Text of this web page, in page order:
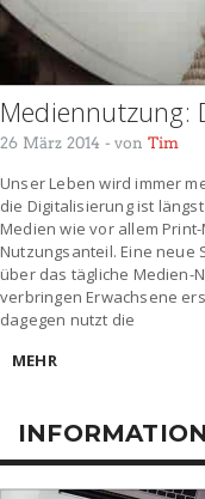
Mediennutzung:
26 März 2014 - von Tim
Unser Leben wird immer
die Digitalisierung ist
Medien wie vor allem
Nutzungsanteil. Eine
über das tägliche Medien-
verbringen Erwachsene
dagegen nutzt die
MEHR